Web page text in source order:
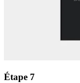
Étape 7